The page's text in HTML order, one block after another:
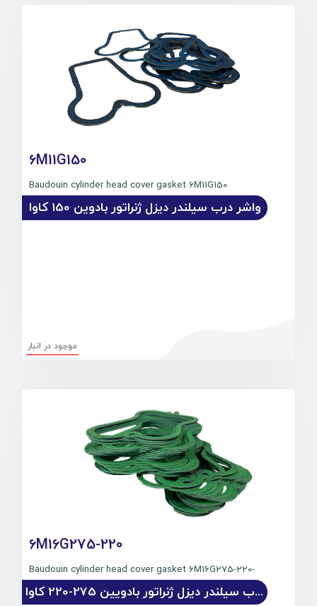
6M11G150
Baudouin cylinder head cover gasket 6M11G150
واشر درب سیلندر دیزل ژنراتور بادوین 150 کاوا
موجود در انبار
6M16G275-220
-220-Baudouin cylinder head cover gasket 6M16G275
واشر درب سیلندر دیزل ژنراتور بادویین 275-220 کاوا